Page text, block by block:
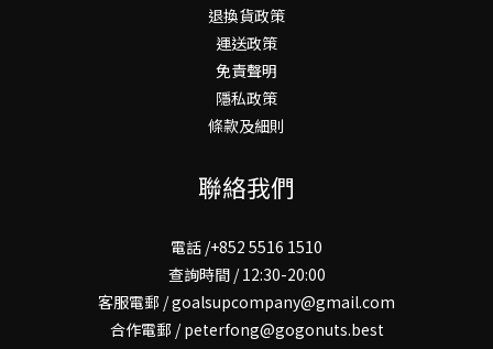
退換貨政策
運送政策
免責聲明
隱私政策
條款及細則
聯絡我們
電話 /+852 5516 1510
查詢時間 / 12:30-20:00
客服電郵 / goalsupcompany@gmail.com
合作電郵 / peterfong@gogonuts.best